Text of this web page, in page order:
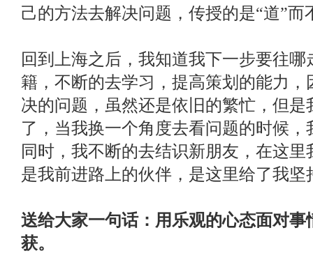
己的方法去解决问题，传授的是“道”而
回到上海之后，我知道我下一步要往
籍，不断的去学习，提高策划的能力
决的问题，虽然还是依旧的繁忙，但
了，当我换一个角度去看问题的时候
同时，我不断的去结识新朋友，在这
是我前进路上的伙伴，是这里给了我坚
送给大家一句话：用乐观的心态面对
获。